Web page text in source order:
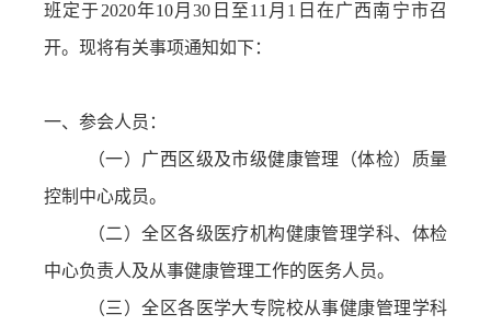
班定于2020年10月30日至11月1日在广西南宁市召
开。现将有关事项通知如下：
一、参会人员：
（一）广西区级及市级健康管理（体检）质量
控制中心成员。
（二）全区各级医疗机构健康管理学科、体检
中心负责人及从事健康管理工作的医务人员。
（三）全区各医学大专院校从事健康管理学科